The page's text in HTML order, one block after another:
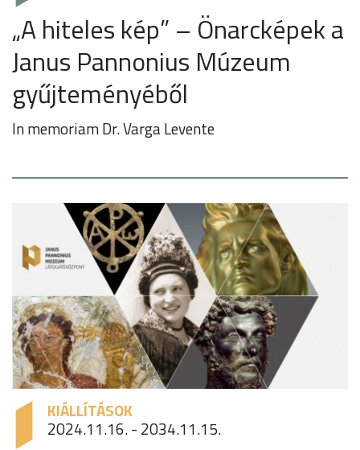
„A hiteles kép” – Önarcképek a
Janus Pannonius Múzeum
gyűjteményéből
In memoriam Dr. Varga Levente
KIÁLLÍTÁSOK
2024.11.16. - 2034.11.15.